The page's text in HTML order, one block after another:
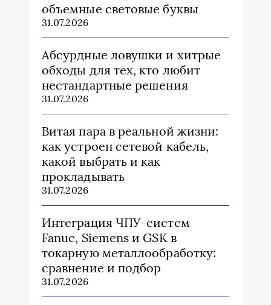
объемные световые буквы
31.07.2026
Абсурдные ловушки и хитрые
обходы для тех, кто любит
нестандартные решения
31.07.2026
Витая пара в реальной жизни:
как устроен сетевой кабель,
какой выбрать и как
прокладывать
31.07.2026
Интеграция ЧПУ-систем
Fanuc, Siemens и GSK в
токарную металлообработку:
сравнение и подбор
31.07.2026